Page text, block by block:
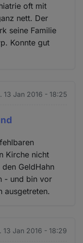
oft mit
nett. Der
seine Familie
Konnte gut
13 Jan 2016 - 18:25
Kirche nicht
GeldHahn
- und bin vor
ausgetreten.
13 Jan 2016 - 18:29